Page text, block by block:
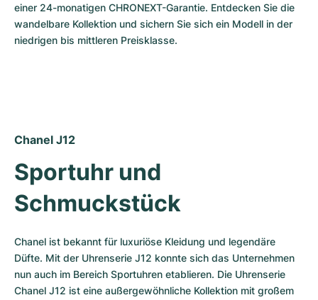
einer 24-monatigen CHRONEXT-Garantie. Entdecken Sie die
wandelbare Kollektion und sichern Sie sich ein Modell in der
niedrigen bis mittleren Preisklasse.
Chanel J12
Sportuhr und
Schmuckstück
Chanel ist bekannt für luxuriöse Kleidung und legendäre
Düfte. Mit der Uhrenserie J12 konnte sich das Unternehmen
nun auch im Bereich Sportuhren etablieren. Die Uhrenserie
Chanel J12 ist eine außergewöhnliche Kollektion mit großem